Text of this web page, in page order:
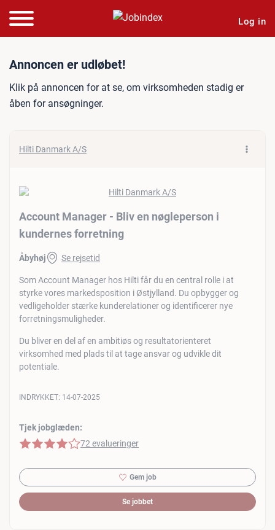
Log in
Jobannonce: Account
Annoncen er udløbet!
Klik på annoncen for at se, om virksomheden stadig er
åben for ansøgninger.
Hilti Danmark A/S
Account Manager - Bliv en nøgleperson i
kundernes forretning
Åbyhøj Se rejsetid
Som Account Manager hos Hilti får du en central rolle i at
styrke vores markedsposition i Østjylland. Du opbygger og
vedligeholder stærke kunderelationer og identificerer nye
forretningsmuligheder.
Du bliver en del af en ambitiøs og resultatorienteret
virksomhed med plads til at tage ansvar og udvikle dit
potentiale.
Tjek jobglæden:
4 af 5 stjerner
72 evalueringer
INDRYKKET: 14-07-2025
Gem job
Se jobbet